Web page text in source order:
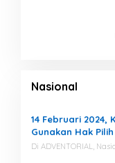
Nasional
14 Februari 2024,
Gunakan Hak
Di ADVENTORIAL,